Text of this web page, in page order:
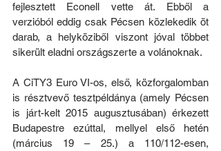
fejlesztett Econell vette át. Ebből a
verzióból eddig csak Pécsen közlekedik öt
darab, a helyköziből viszont jóval többet
sikerült eladni országszerte a volánoknak.
A CiTY3 Euro VI-os, első, közforgalomban
is résztvevő tesztpéldánya (amely Pécsen
is járt-kelt 2015 augusztusában) érkezett
Budapestre ezúttal, mellyel első hetén
(március 19 – 25.) a 110/112-esen,